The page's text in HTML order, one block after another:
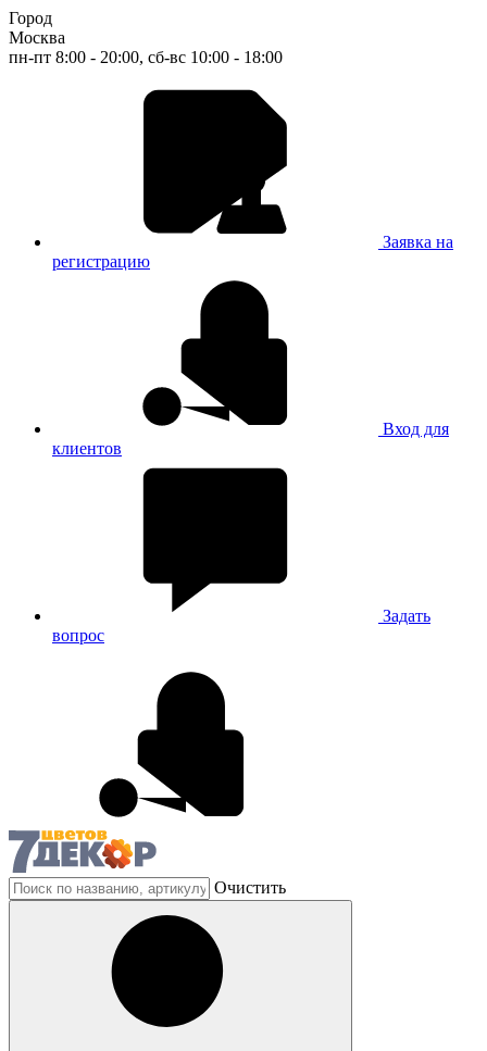
Город
Москва
пн-пт 8:00 - 20:00, сб-вс 10:00 - 18:00
Заявка на
регистрацию
Вход для
клиентов
Задать
вопрос
Очистить